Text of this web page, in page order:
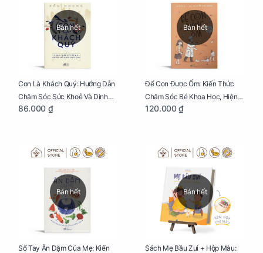
Bán hết
Con Là Khách Quý: Hướng Dẫn
Chăm Sóc Sức Khoẻ Và Dinh
Dưỡng Cho Bé
86.000 ₫
Bán hết
Để Con Được Ốm: Kiến Thức
Chăm Sóc Bé Khoa Học, Hiện
Đại
120.000 ₫
Bán hết
Sổ Tay Ăn Dặm Của Mẹ: Kiến
Bán hết
Sách Mẹ Bầu Zui + Hộp Màu: